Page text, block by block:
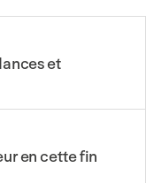
et
en cette fin